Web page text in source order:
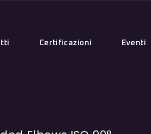
Certificazioni Eventi